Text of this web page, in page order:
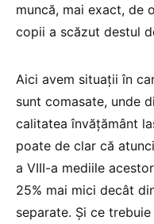
muncă, mai exact, de
copii a scăzut destul
Aici avem situații în
sunt comasate, unde
calitatea învățământ
poate de clar că
a VIII-a mediile
25% mai mici decât
separate. Și ce